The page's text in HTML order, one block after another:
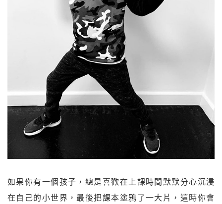
如果你有一個孩子，總是喜歡在上課時間默默分心沉浸
在自己的小世界，最後把課本塗鴉了一大片，這時你會